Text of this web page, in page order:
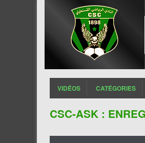
VIDÉOS CATÉGORIES
CSC-ASK :